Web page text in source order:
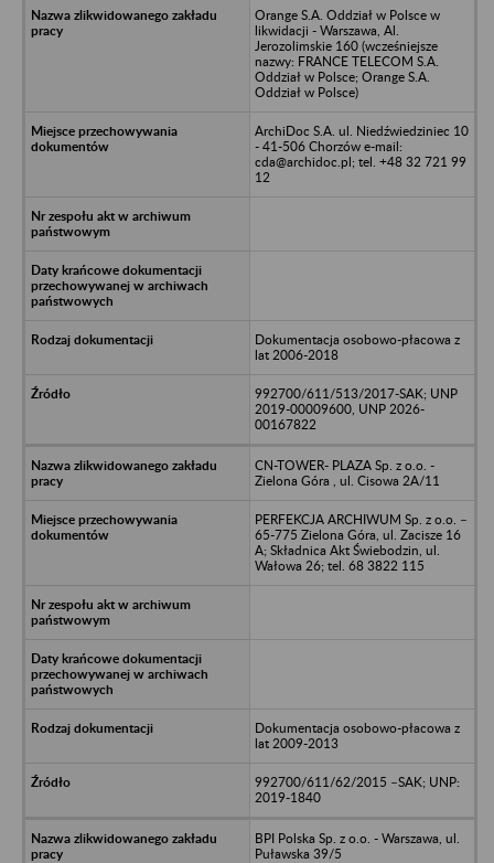
Orange S.A. Oddział w Polsce w
likwidacji - Warszawa, Al.
Jerozolimskie 160 (wcześniejsze
nazwy: FRANCE TELECOM S.A.
Oddział w Polsce; Orange S.A.
Oddział w Polsce)
ArchiDoc S.A. ul. Niedźwiedziniec 10
- 41-506 Chorzów e-mail:
cda@archidoc.pl; tel. +48 32 721 99
12
Dokumentacja osobowo-płacowa z
lat 2006-2018
992700/611/513/2017-SAK; UNP
2019-00009600, UNP 2026-
00167822
CN-TOWER- PLAZA Sp. z o.o. -
Zielona Góra , ul. Cisowa 2A/11
PERFEKCJA ARCHIWUM Sp. z o.o. –
65-775 Zielona Góra, ul. Zacisze 16
A; Składnica Akt Świebodzin, ul.
Wałowa 26; tel. 68 3822 115
Dokumentacja osobowo-płacowa z
lat 2009-2013
992700/611/62/2015 –SAK; UNP:
2019-1840
BPI Polska Sp. z o.o. - Warszawa, ul.
Puławska 39/5